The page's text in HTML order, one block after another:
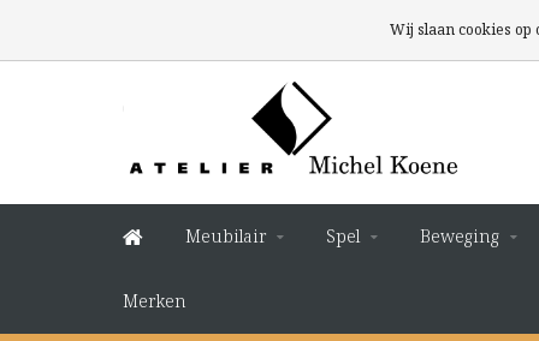
Meubilair Spel Beweging
Merken
Wij slaan cookies